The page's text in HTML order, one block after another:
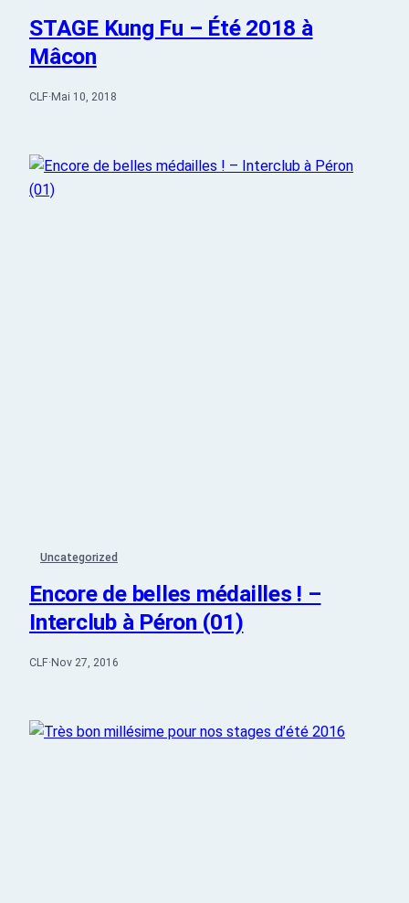
STAGE Kung Fu – Été 2018 à
Mâcon
CLF· Mai 10, 2018
Uncategorized
Encore de belles médailles ! –
Interclub à Péron (01)
CLF· Nov 27, 2016